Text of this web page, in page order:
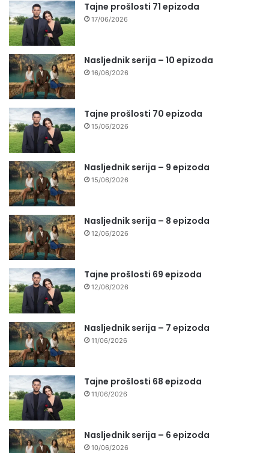
Tajne prošlosti 71 epizoda
17/06/2026
Nasljednik serija – 10 epizoda
16/06/2026
Tajne prošlosti 70 epizoda
15/06/2026
Nasljednik serija – 9 epizoda
15/06/2026
Nasljednik serija – 8 epizoda
12/06/2026
Tajne prošlosti 69 epizoda
12/06/2026
Nasljednik serija – 7 epizoda
11/06/2026
Tajne prošlosti 68 epizoda
11/06/2026
Nasljednik serija – 6 epizoda
10/06/2026